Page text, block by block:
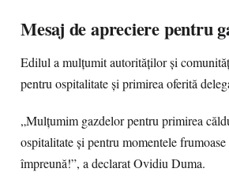
Mesaj de apreciere pentru
Edilul a mulțumit autorităților și
pentru ospitalitate și primirea oferită
„Mulțumim gazdelor pentru primirea
ospitalitate și pentru momentele frumoase
împreună!”, a declarat Ovidiu Duma.